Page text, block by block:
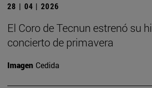
28 | 04 | 2026
El Coro de Tecnun estrenó su
concierto de primavera
Imagen Cedida